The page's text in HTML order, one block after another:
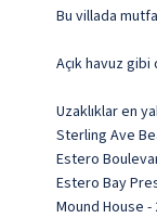
Bu villada
Açık havuz
Uzaklıklar en
Sterling Ave
Estero
Estero Bay
Mound House -